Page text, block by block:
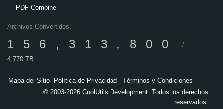
PDF Combine
Archivos Convertidos:
156,313,800
/
4,770 TB
Mapa del Sitio Política de Privacidad
Términos y Condiciones
© 2003-2026 CoolUtils Development. Todos los derechos
reservados.